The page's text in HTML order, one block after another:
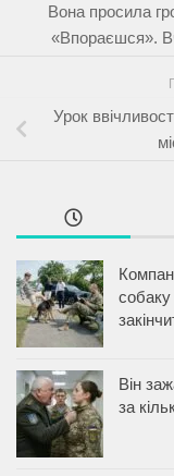
Вона просила
«Впораєшся».
Урок
Він
за